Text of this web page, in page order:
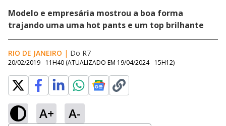
Modelo e empresária mostrou a boa forma
trajando uma uma hot pants e um top brilhante
RIO DE JANEIRO | Do R7
20/02/2019 - 11H40 (ATUALIZADO EM 19/04/2024 - 15H12)
A+ A-